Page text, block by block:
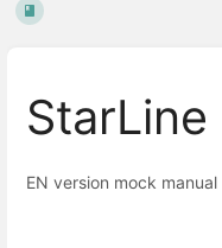
StarLine
EN version mock manual